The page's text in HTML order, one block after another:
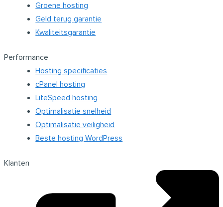
Groene hosting
Geld terug garantie
Kwaliteitsgarantie
Performance
Hosting specificaties
cPanel hosting
LiteSpeed hosting
Optimalisatie snelheid
Optimalisatie veiligheid
Beste hosting WordPress
Klanten